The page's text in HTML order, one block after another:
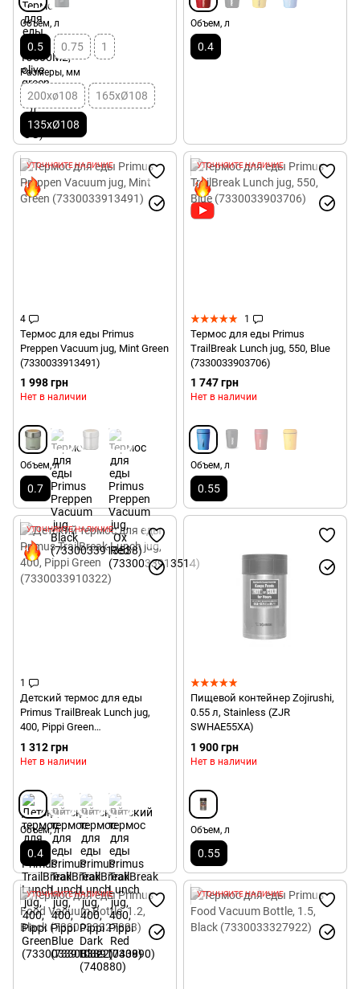
Объем, л
0.5 0.75 1
Размеры, мм
200хø108 165xØ108
135xØ108
Объем, л
0.4
УТОЧНЯЙТЕ НАЛИЧИЕ
4
Термос для еды Primus
Preppen Vacuum jug, Mint Green
(7330033913491)
1 998 грн
Нет в наличии
Объем, л
0.7
УТОЧНЯЙТЕ НАЛИЧИЕ
1
Термос для еды Primus
TrailBreak Lunch jug, 550, Blue
(7330033903706)
1 747 грн
Нет в наличии
Объем, л
0.55
УТОЧНЯЙТЕ НАЛИЧИЕ
1
Детский термос для еды
Primus TrailBreak Lunch jug,
400, Pippi Green
(7330033910322)
1 312 грн
Нет в наличии
Объем, л
0.4
Пищевой контейнер Zojirushi,
0.55 л, Stainless (ZJR
SWHAE55XA)
1 900 грн
Нет в наличии
Объем, л
0.55
УТОЧНЯЙТЕ НАЛИЧИЕ УТОЧНЯЙТЕ НАЛИЧИЕ